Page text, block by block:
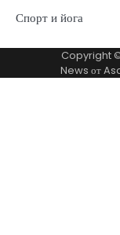
Спорт и йога
Copyright
News от